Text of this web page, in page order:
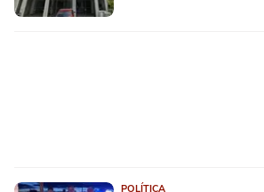
POLÍTICA